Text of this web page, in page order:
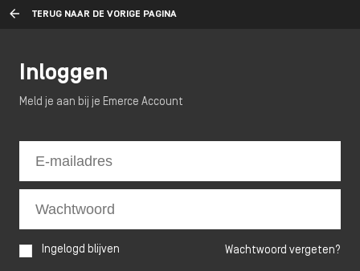
TERUG NAAR DE VORIGE PAGINA
Inloggen
Meld je aan bij je Emerce Account
Ingelogd blijven Wachtwoord vergeten?